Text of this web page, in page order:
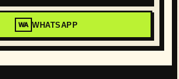
WA WHATSAPP